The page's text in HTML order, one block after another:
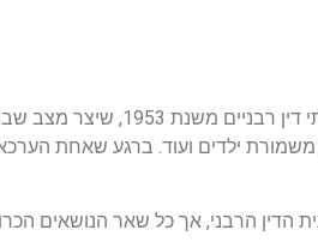
מרוץ הסמכויות הוא תוצאה
משמורת ילדים ועוד. ברגע שאחת
הרבני, אך כל שאר הנושאים